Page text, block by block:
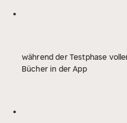
nach Brindisi, wo sie das
ein Raub in der Bank of
übereifrige Detektiv Mister Fix
gesuchten Räuber zu
während der Testphase
Bücher in der App